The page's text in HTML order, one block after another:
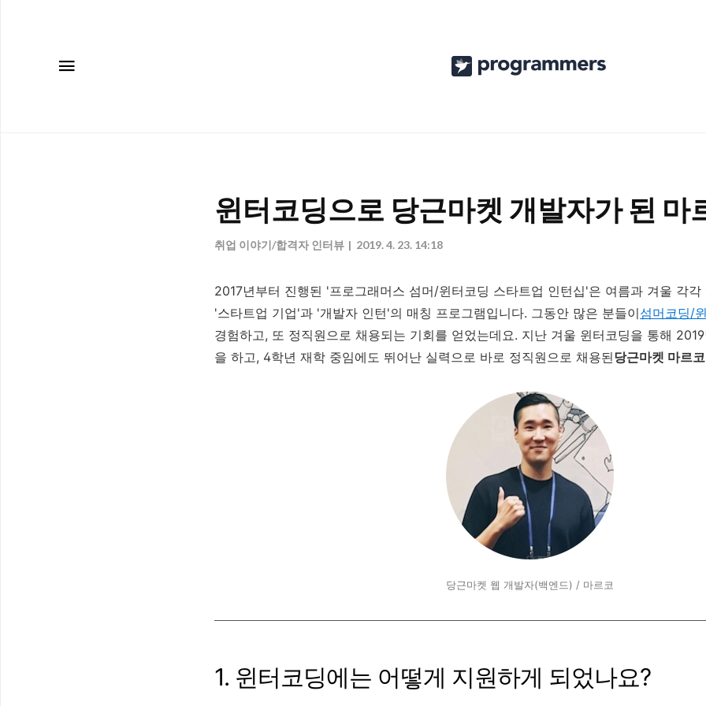
로
스
공
블
로
그
윈터코딩으로 당근마켓 개발자가 된 마
취업 이야기/합격자 인터뷰 2019. 4. 23. 14:18
2017년부터 진행된 '프로그래머스 섬머/윈터코딩 스타트업 인턴십'은 여름과 겨울 각
'스타트업 기업'과 '개발자 인턴'의 매칭 프로그램입니다. 그동안 많은 분들이섬머코딩/
경험하고, 또 정직원으로 채용되는 기회를 얻었는데요. 지난 겨울 윈터코딩을 통해
을 하고, 4학년 재학 중임에도 뛰어난 실력으로 바로 정직원으로 채용된당근마켓 마르코
당근마켓 웹 개발자(백엔드) / 마르코
1. 윈터코딩에는 어떻게 지원하게 되었나요?